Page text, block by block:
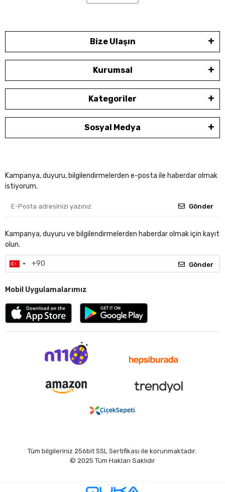
Bize Ulaşın
Kurumsal
Kategoriler
Sosyal Medya
Kampanya, duyuru, bilgilendirmelerden e-posta ile haberdar olmak
istiyorum.
Gönder
Kampanya, duyuru ve bilgilendirmelerden haberdar olmak için kayıt
olun.
Gönder
Mobil Uygulamalarımız
Tüm bilgileriniz 256bit SSL Sertifikası ile korunmaktadır.
© 2025 Tüm Hakları Saklıdır